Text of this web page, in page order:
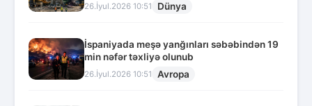
26.İyul.2026 10:51 Dünya
İspaniyada meşə yanğınları səbəbindən 19
min nəfər təxliyə olunub
26.İyul.2026 10:51 Avropa